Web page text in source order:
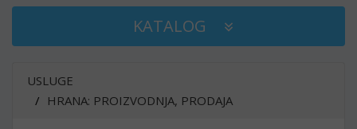
KATALOG
USLUGE
HRANA: PROIZVODNJA, PRODAJA